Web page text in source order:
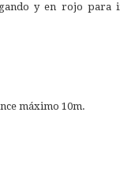
y en rojo para
máximo 10m.